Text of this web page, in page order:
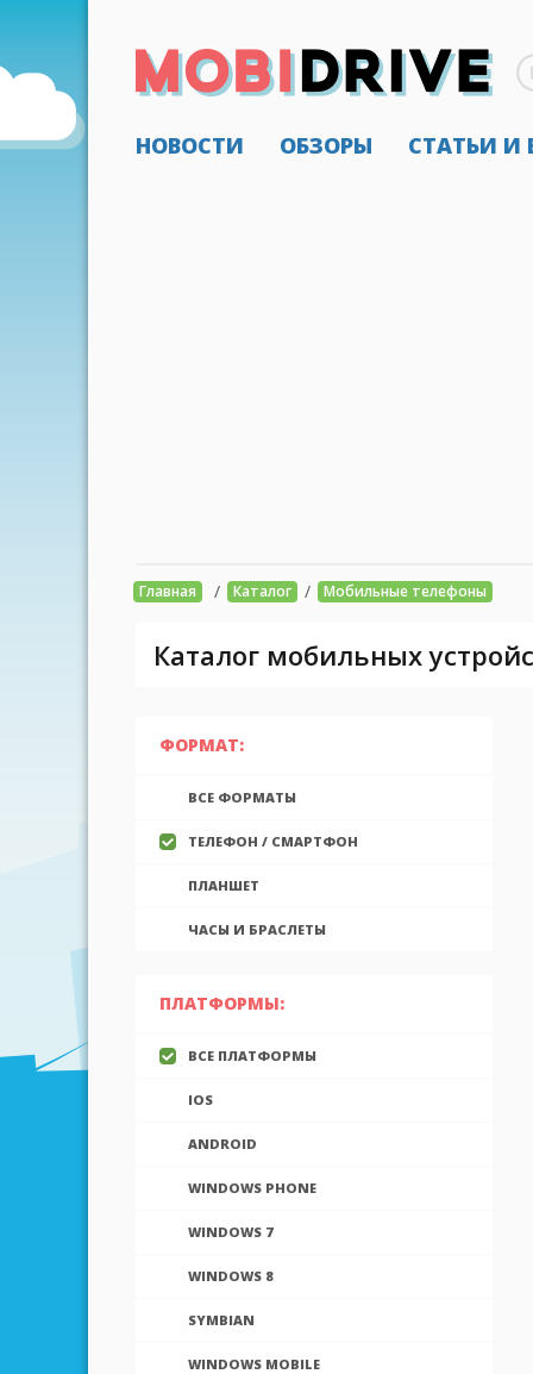
НОВОСТИ ОБЗОРЫ СТАТЬИ И
Главная / Каталог / Мобильные телефоны
Каталог мобильных
ФОРМАТ:
ВСЕ ФОРМАТЫ
ТЕЛЕФОН / СМАРТФОН
ПЛАНШЕТ
ЧАСЫ И БРАСЛЕТЫ
ПЛАТФОРМЫ:
ВСЕ ПЛАТФОРМЫ
IOS
ANDROID
WINDOWS PHONE
WINDOWS 7
WINDOWS 8
SYMBIAN
WINDOWS MOBILE